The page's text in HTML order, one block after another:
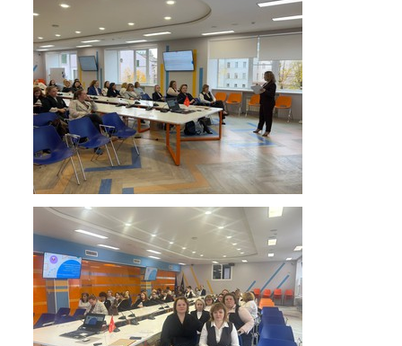
политики
Знак «За вклад в развитие лицея»
Учебный процесс
Начальная школа
Основная и старшая школа
Оценочные процедуры
Итоговая аттестация
ОГЭ
Воспитательная работа